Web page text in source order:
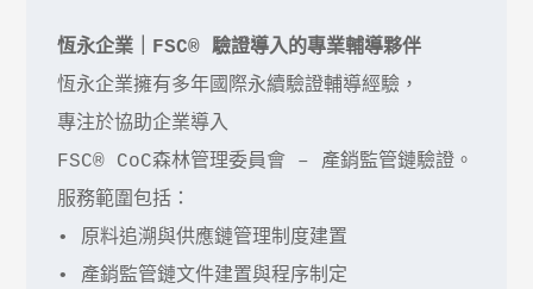
恆永企業｜FSC® 驗證導入的專業輔導夥伴
恆永企業擁有多年國際永續驗證輔導經驗，
專注於協助企業導入
FSC® CoC森林管理委員會 – 產銷監管鏈驗證。
服務範圍包括：
• 原料追溯與供應鏈管理制度建置
• 產銷監管鏈文件建置與程序制定